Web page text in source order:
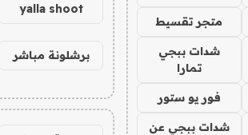
متجر تقسيط
شدات ببجي
تمارا
فور يو ستور
شدات ببجي عن
yalla shoot
برشلونة مباشر